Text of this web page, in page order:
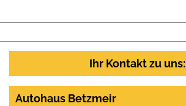
Ihr Kontakt zu uns:
Autohaus Betzmeir